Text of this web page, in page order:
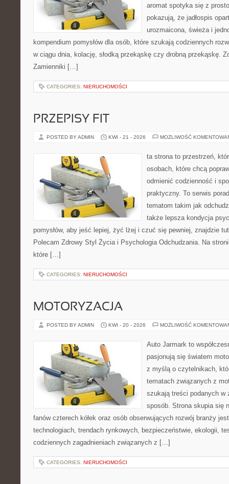
aromat spotyka się z
pokazują, że jadłospis
urozmaicona, świeża i
kompendium pomysłów dla osób, które szukają codziennych
w ciągu dnia, kolację, słodką przekąskę czy drobną przekąskę.
Zamienniki […]
CATEGORIES: NIERUCHOMOŚCI
PRZEPISY FIT
POSTED BY ADMIN KWI - 21 - 2026 MOŻLIWOŚĆ
ta strona to przestrzeń,
osobach, które chcą
odmienić codzienność i
praktyczny. To serwis
tematom takim jak
także lepsza kondycja
pomysłów, aby jeść lepiej, żyć lżej i czuć się pewniej, znajdzie
Polecam Zdrowy Styl Życia i Psychologia Odchudzania. Na
które […]
CATEGORIES: NIERUCHOMOŚCI
MOTORYZACJA
POSTED BY ADMIN KWI - 20 - 2026 MOŻLIWOŚĆ
Auto Jarmark to
pasjonują się światem
z myślą o czytelnikach,
tematach związanych z
szukają treści podanych w
sposób. Strona skupia się
fanów czterech kółek oraz osób obserwujących rozwój branży
technologiach, trendach rynkowych, bezpieczeństwie, ekologii,
codziennych zagadnieniach związanych z […]
CATEGORIES: NIERUCHOMOŚCI